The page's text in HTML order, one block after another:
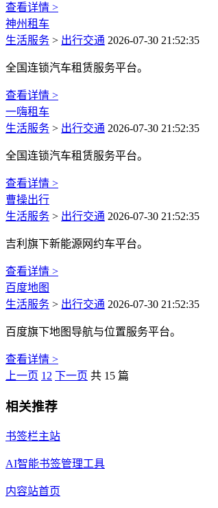
查看详情 >
神州租车
生活服务 > 出行交通 2026-07-30 21:52:35
全国连锁汽车租赁服务平台。
查看详情 >
一嗨租车
生活服务 > 出行交通 2026-07-30 21:52:35
全国连锁汽车租赁服务平台。
查看详情 >
曹操出行
生活服务 > 出行交通 2026-07-30 21:52:35
吉利旗下新能源网约车平台。
查看详情 >
百度地图
生活服务 > 出行交通 2026-07-30 21:52:35
百度旗下地图导航与位置服务平台。
查看详情 >
上一页 1 2 下一页 共 15 篇
相关推荐
书签栏主站
AI智能书签管理工具
内容站首页